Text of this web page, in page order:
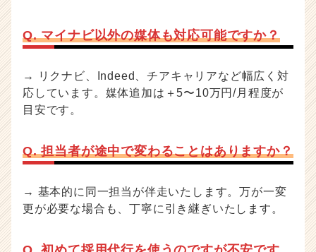
Q. マイナビ以外の媒体も対応可能ですか？
→ リクナビ、Indeed、チアキャリアなど幅広く対
応しています。媒体追加は＋5〜10万円/月程度が
目安です。
Q. 担当者が途中で変わることはありますか？
→ 基本的に同一担当が伴走いたします。万が一変
更が必要な場合も、丁寧に引き継ぎいたします。